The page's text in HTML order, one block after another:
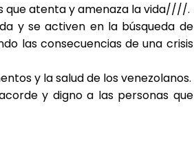
que atenta y amenaza la vida////.
y se activen en la búsqueda de
las consecuencias de una crisis
y la salud de los venezolanos.
y digno a las personas que